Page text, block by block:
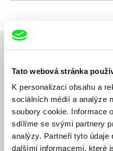
Tato webová stránka
K personalizaci obsahu a
sociálních médií a analýze
soubory cookie. Informace
sdílíme se svými partnery
analýzy. Partneři tyto údaje
dalšími informacemi, které
Související filmy (20)
Iveta Grófová
Až do města Aš
Petr